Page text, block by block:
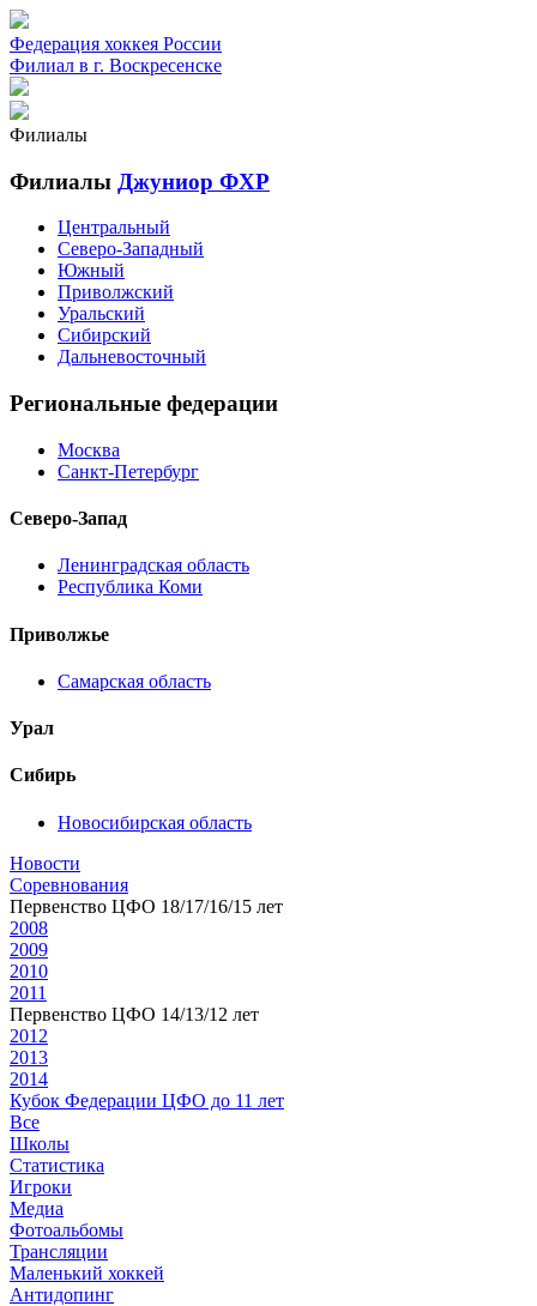
Федерация хоккея России
Филиал в г. Воскресенске
Филиалы
Филиалы Джуниор ФХР
Центральный
Северо-Западный
Южный
Приволжский
Уральский
Сибирский
Дальневосточный
Региональные федерации
Москва
Санкт-Петербург
Северо-Запад
Ленинградская область
Республика Коми
Приволжье
Самарская область
Урал
Сибирь
Новосибирская область
Новости
Соревнования
Первенство ЦФО 18/17/16/15 лет
2008
2009
2010
2011
Первенство ЦФО 14/13/12 лет
2012
2013
2014
Кубок Федерации ЦФО до 11 лет
Все
Школы
Статистика
Игроки
Медиа
Фотоальбомы
Трансляции
Маленький хоккей
Антидопинг